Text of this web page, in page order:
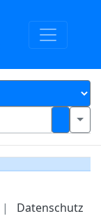
| Datenschutz